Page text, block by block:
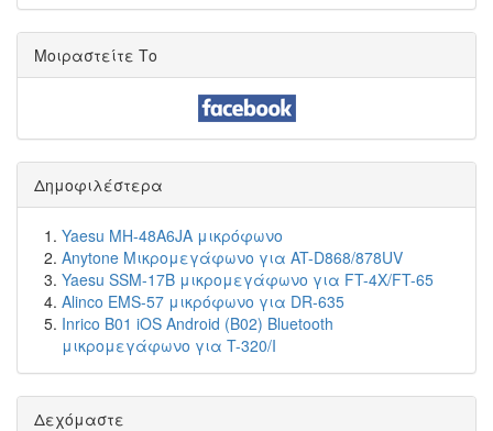
Μοιραστείτε Το
Δημοφιλέστερα
Yaesu MH-48A6JA μικρόφωνο
Anytone Μικρομεγάφωνο για AT-D868/878UV
Yaesu SSM-17B μικρομεγάφωνο για FT-4X/FT-65
Alinco EMS-57 μικρόφωνο για DR-635
Inrico B01 iOS Android (B02) Bluetooth
μικρομεγάφωνο για T-320/I
Δεχόμαστε